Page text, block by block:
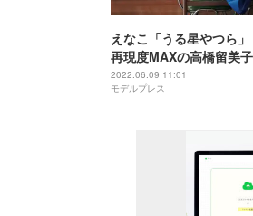
えなこ「うる星やつら
再現度MAXの高橋留美
スプレ写真集決定
2022.06.09 11:01
モデルプレス